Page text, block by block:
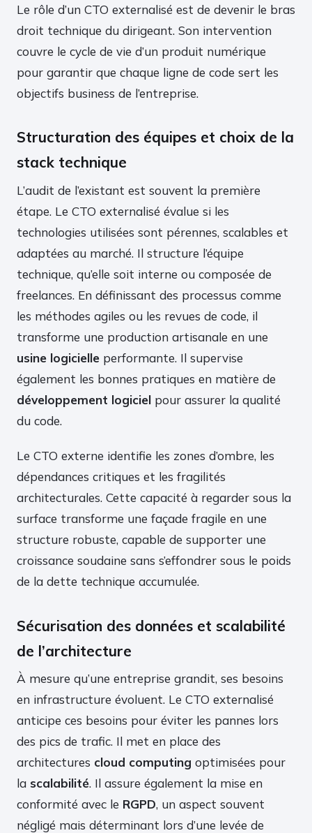
Le rôle d’un CTO externalisé est de devenir le bras
droit technique du dirigeant. Son intervention
couvre le cycle de vie d’un produit numérique
pour garantir que chaque ligne de code sert les
objectifs business de l’entreprise.
Structuration des équipes et choix de la
stack technique
L’audit de l’existant est souvent la première
étape. Le CTO externalisé évalue si les
technologies utilisées sont pérennes, scalables et
adaptées au marché. Il structure l’équipe
technique, qu’elle soit interne ou composée de
freelances. En définissant des processus comme
les méthodes agiles ou les revues de code, il
transforme une production artisanale en une
usine logicielle performante. Il supervise
également les bonnes pratiques en matière de
développement logiciel pour assurer la qualité
du code.
Le CTO externe identifie les zones d’ombre, les
dépendances critiques et les fragilités
architecturales. Cette capacité à regarder sous la
surface transforme une façade fragile en une
structure robuste, capable de supporter une
croissance soudaine sans s’effondrer sous le poids
de la dette technique accumulée.
Sécurisation des données et scalabilité
de l’architecture
À mesure qu’une entreprise grandit, ses besoins
en infrastructure évoluent. Le CTO externalisé
anticipe ces besoins pour éviter les pannes lors
des pics de trafic. Il met en place des
architectures cloud computing optimisées pour
la scalabilité. Il assure également la mise en
conformité avec le RGPD, un aspect souvent
négligé mais déterminant lors d’une levée de